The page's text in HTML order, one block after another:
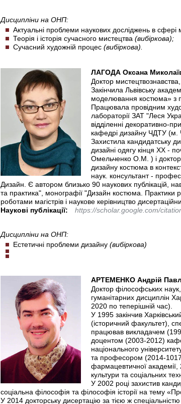
Дисципліни на ОНП:
Актуальні проблеми наукових досліджень в сфері
Теорія і історія сучасного мистецтва (вибіркова);
Сучасний художній процес (вибіркова).
ЛАГОДА Оксана
Доктор
Закінчила Львівську
моделювання костюма» з
Працювала провідним
лабораторії ЗАТ "Леся
відділенні декоративно-
кафедрі дизайну ЧДТУ (м.
Захистила кандидатську
дизайні одягу кінця ХХ -
Омельченко О.М. ) і
дизайну костюма в
наук. консультант -
Дизайн. Є автором близько 90 наукових публікацій,
та практика", монографії "Дизайн костюма. Практики
роботами магістрів і наукове керівництво
Наукові публікації: https://scholar.google.com/
Дисципліни на ОНП:
Естетичні проблеми дизайну (вибіркова)
АРТЕМЕНКО Андрій
Доктор філософських
гуманітарних дисциплін
2020 по теперішній час).
У 1995 закінчив
(історичний факультет),
працював викладачем
доцентом (2003-2012)
національного
та професором (2014-1017)
фармацевтичної
культури та соціальних
У 2002 році захистив
соціальна філософія та філософія історії на тему
У 2014 докторську дисертацію за тією ж